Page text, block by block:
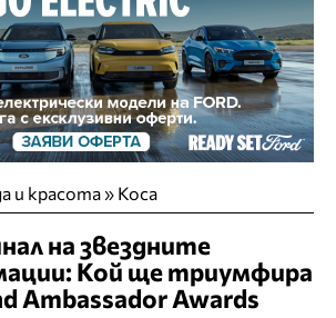
и красота» Коса
на звездните
Кой ще триумфира
Ambassador Awards